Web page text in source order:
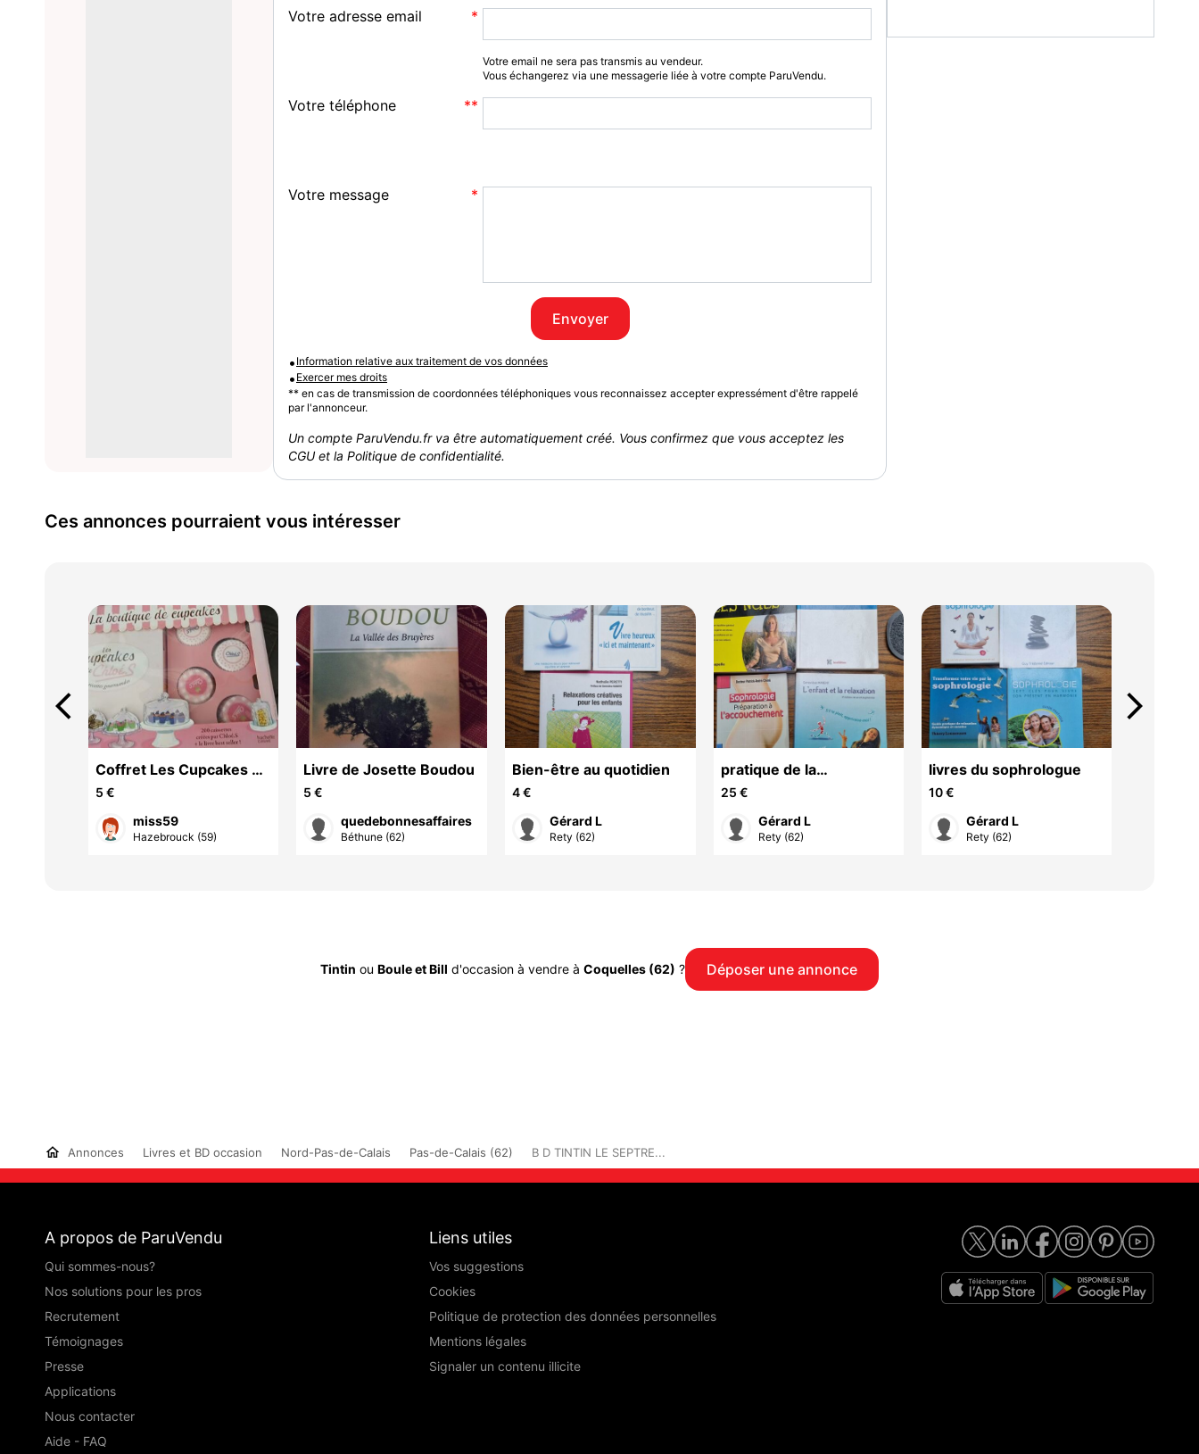
Votre adresse email
Votre email ne sera pas transmis au vendeur.
Vous échangerez via une messagerie liée à votre compte ParuVendu.
Votre téléphone
Votre message
Envoyer
• Information relative aux traitement de vos données
• Exercer mes droits
** en cas de transmission de coordonnées téléphoniques vous reconnaissez accepter expressément d'être rappelé
par l'annonceur.
Un compte ParuVendu.fr va être automatiquement créé. Vous confirmez que vous acceptez les
CGU et la Politique de confidentialité.
Ces annonces pourraient vous intéresser
Coffret Les Cupcakes de
Cloe
5 €
miss59
Hazebrouck (59)
Livre de Josette Boudou
5 €
quedebonnesaffaires
Béthune (62)
Bien-être au quotidien
4 €
Gérard L
Rety (62)
pratique de la
sophrologie
25 €
Gérard L
Rety (62)
livres du sophrologue
10 €
Gérard L
Rety (62)
arrow_back_ios arrow_forward_ios
Tintin ou Boule et Bill d'occasion à vendre à Coquelles (62) ? Déposer une annonce
Annonces Livres et BD occasion Nord-Pas-de-Calais Pas-de-Calais (62) B D TINTIN LE SEPTRE...
A propos de ParuVendu
Qui sommes-nous?
Nos solutions pour les pros
Recrutement
Témoignages
Presse
Applications
Nous contacter
Aide - FAQ
Liens utiles
Vos suggestions
Cookies
Politique de protection des données personnelles
Mentions légales
Signaler un contenu illicite